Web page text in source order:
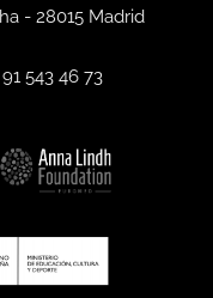
-28015 Madrid
543 46 73